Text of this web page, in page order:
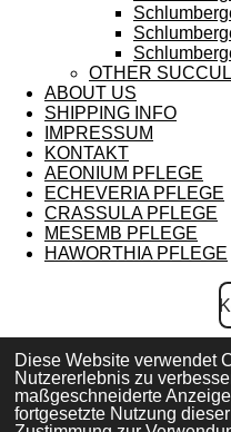
Diese Website verwendet
Nutzererlebnis zu
maßgeschneiderte
fortgesetzte Nutzung
OTHER
ABOUT US
SHIPPING INFO
IMPRESSUM
KONTAKT
AEONIUM PFLEGE
ECHEVERIA PFLEGE
CRASSULA PFLEGE
MESEMB PFLEGE
HAWORTHIA PFLEGE
AGB und